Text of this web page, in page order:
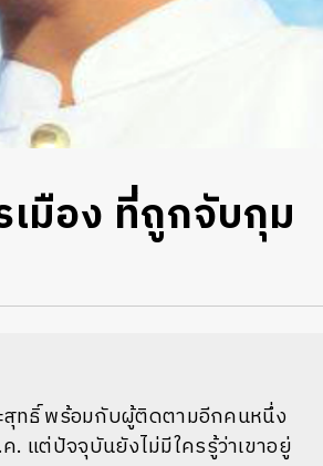
มือง ที่ถูกจับกุม
สุทธิ์ พร้อมกับผู้ติดตามอีกคนหนึ่ง
แต่ปัจจุบันยังไม่มีใครรู้ว่าเขาอยู่